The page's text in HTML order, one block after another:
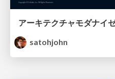
アーキテクチャモダナイ
satohjohn